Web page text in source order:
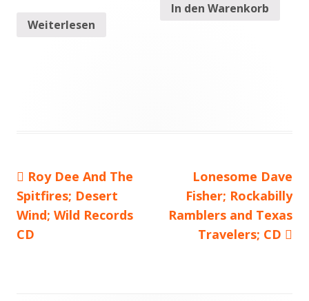
Weiterlesen
In den Warenkorb
Beitragsnavigation
Vorheriger
Beitrag:
Roy Dee And The
Spitfires; Desert
Wind; Wild Records
CD
Nächster
Beitrag
Lonesome Dave
Fisher; Rockabilly
Ramblers and Texas
Travelers; CD